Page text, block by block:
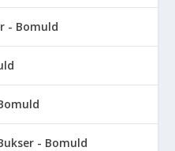
- Bomuld
- Bomuld